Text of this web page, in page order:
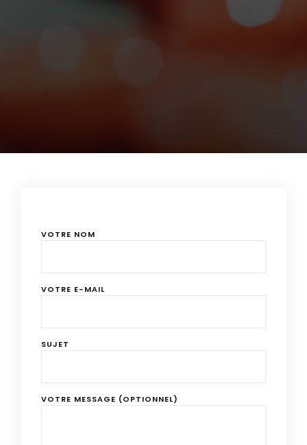
VOTRE NOM
VOTRE E-MAIL
SUJET
VOTRE MESSAGE (OPTIONNEL)